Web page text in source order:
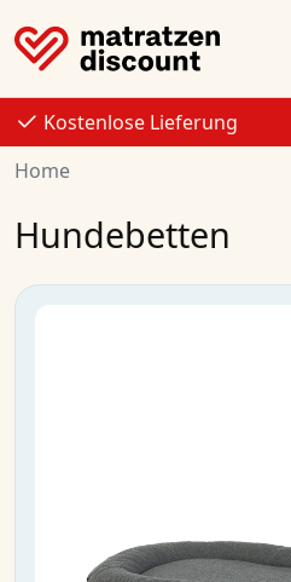
Kostenlose Lieferung
Home
Hundebetten